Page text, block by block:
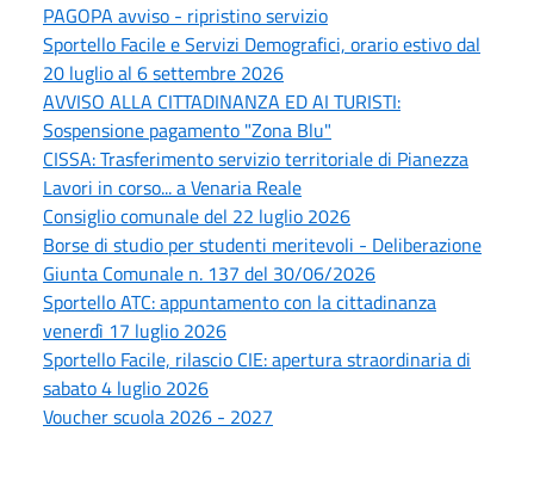
PAGOPA avviso - ripristino servizio
Sportello Facile e Servizi Demografici, orario estivo dal
20 luglio al 6 settembre 2026
AVVISO ALLA CITTADINANZA ED AI TURISTI:
Sospensione pagamento "Zona Blu"
CISSA: Trasferimento servizio territoriale di Pianezza
Lavori in corso... a Venaria Reale
Consiglio comunale del 22 luglio 2026
Borse di studio per studenti meritevoli - Deliberazione
Giunta Comunale n. 137 del 30/06/2026
Sportello ATC: appuntamento con la cittadinanza
venerdì 17 luglio 2026
Sportello Facile, rilascio CIE: apertura straordinaria di
sabato 4 luglio 2026
Voucher scuola 2026 - 2027